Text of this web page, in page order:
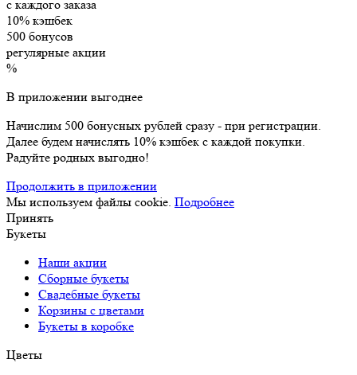
с каждого заказа
10% кэшбек
500 бонусов
регулярные акции
%
В приложении выгоднее
Начислим 500 бонусных рублей сразу - при регистрации.
Далее будем начислять 10% кэшбек с каждой покупки.
Радуйте родных выгодно!
Продолжить в приложении
Мы используем файлы cookie. Подробнее
Принять
Букеты
Наши акции
Сборные букеты
Свадебные букеты
Корзины с цветами
Букеты в коробке
Цветы